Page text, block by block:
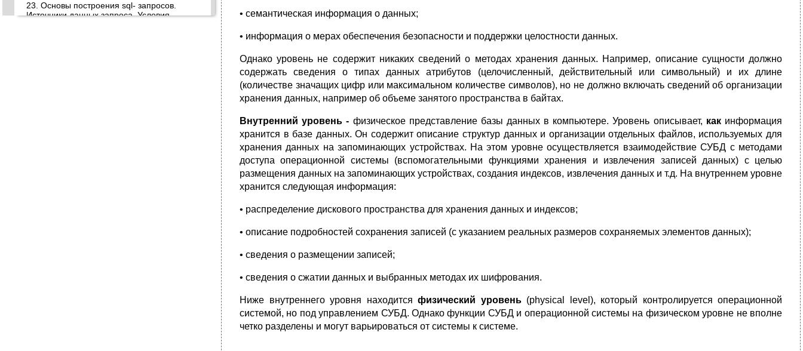
23. Основы построения sql- запросов.
Источники данных запроса. Условия
• семантическая информация о данных;
• информация о мерах обеспечения безопасности и поддержки целостности данных.
Однако уровень не содержит никаких сведений о методах хранения данных. Например, описание сущности должно
содержать сведения о типах данных атрибутов (целочисленный, действительный или символьный) и их длине
(количестве значащих цифр или максимальном количестве символов), но не должно включать сведений об организации
хранения данных, например об объеме занятого пространства в байтах.
Внутренний уровень - физическое представление базы данных в компьютере. Уровень описывает, как информация
хранится в базе данных. Он содержит описание структур данных и организации отдельных файлов, используемых для
хранения данных на запоминающих устройствах. На этом уровне осуществляется взаимодействие СУБД с методами
доступа операционной системы (вспомогательными функциями хранения и извлечения записей данных) с целью
размещения данных на запоминающих устройствах, создания индексов, извлечения данных и т.д. На внутреннем уровне
хранится следующая информация:
• распределение дискового пространства для хранения данных и индексов;
• описание подробностей сохранения записей (с указанием реальных размеров сохраняемых элементов данных);
• сведения о размещении записей;
• сведения о сжатии данных и выбранных методах их шифрования.
Ниже внутреннего уровня находится физический уровень (physical level), который контролируется операционной
системой, но под управлением СУБД. Однако функции СУБД и операционной системы на физическом уровне не вполне
четко разделены и могут варьироваться от системы к системе.